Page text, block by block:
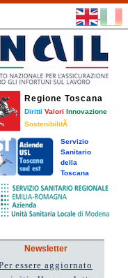
Regione Toscana
Diritti Valori Innovazione
SostenibilitÃ
Servizio
Sanitario
della
Toscana
Newsletter
essere aggiornato